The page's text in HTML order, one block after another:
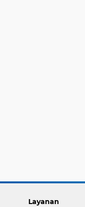
Layanan